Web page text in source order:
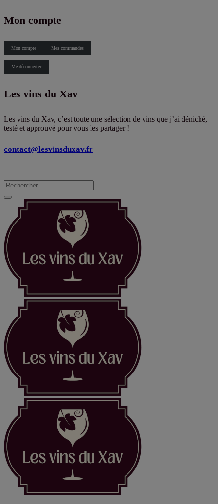
Mon compte
Mon compte Mes commandes
Me déconnecter
Les vins du Xav
Les vins du Xav, c’est toute une sélection de vins que j’ai déniché,
testé et approuvé pour vous les partager !
contact@lesvinsduxav.fr